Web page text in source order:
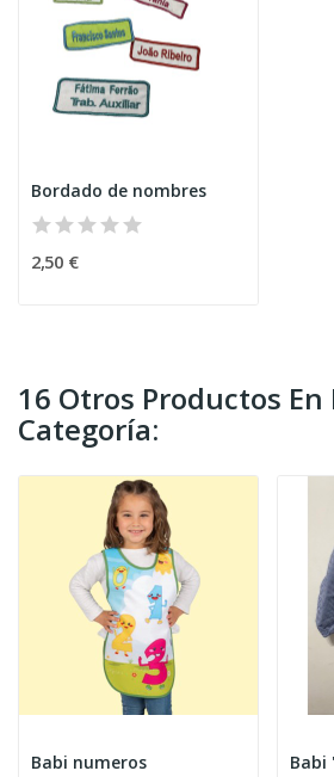
Bordado de nombres
2,50 €
16 Otros Productos En
Categoría:
Babi numeros Babi